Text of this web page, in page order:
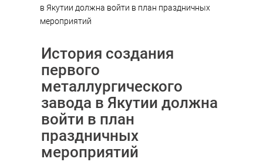
в Якутии должна войти в план праздничных
мероприятий
История создания
первого
металлургического
завода в Якутии должна
войти в план
праздничных
мероприятий